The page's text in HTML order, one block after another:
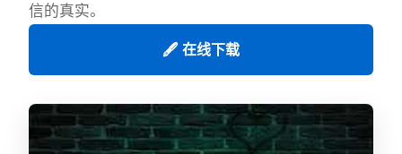
信的真实。
🖋️ 在线下载